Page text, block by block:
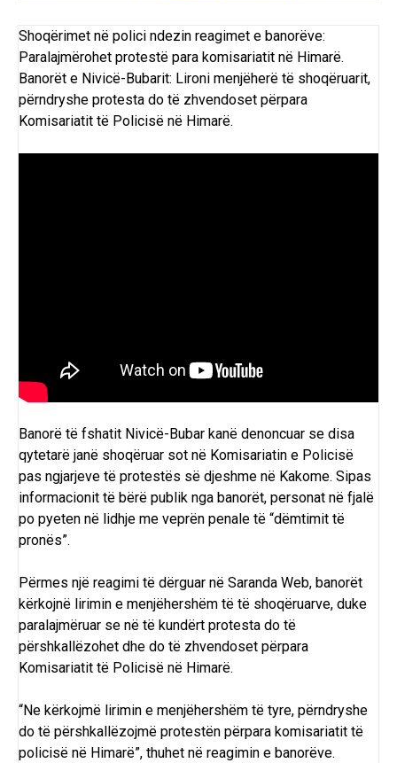
Shoqërimet në polici ndezin reagimet e banorëve:
Paralajmërohet protestë para komisariatit në Himarë.
Banorët e Nivicë-Bubarit: Lironi menjëherë të shoqëruarit,
përndryshe protesta do të zhvendoset përpara
Komisariatit të Policisë në Himarë.
Banorë të fshatit Nivicë-Bubar kanë denoncuar se disa
qytetarë janë shoqëruar sot në Komisariatin e Policisë
pas ngjarjeve të protestës së djeshme në Kakome. Sipas
informacionit të bërë publik nga banorët, personat në fjalë
po pyeten në lidhje me veprën penale të “dëmtimit të
pronës”.
Përmes një reagimi të dërguar në Saranda Web, banorët
kërkojnë lirimin e menjëhershëm të të shoqëruarve, duke
paralajmëruar se në të kundërt protesta do të
përshkallëzohet dhe do të zhvendoset përpara
Komisariatit të Policisë në Himarë.
“Ne kërkojmë lirimin e menjëhershëm të tyre, përndryshe
do të përshkallëzojmë protestën përpara komisariatit të
policisë në Himarë”, thuhet në reagimin e banorëve.